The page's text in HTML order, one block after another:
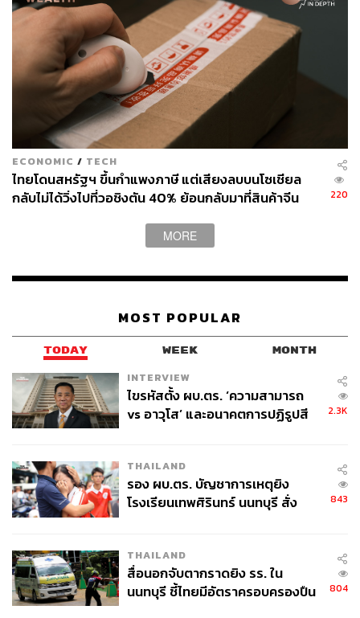
ราคาการใช้จ่ายด้านการบริโภคส่วนบุคคล (PCE
) เร่งตัวเพิ่ม
ขึ้นอีก 1.20% ขณะที่ PCE พื้นฐาน หรือ Core PCE มีแนว
โน้มเร่งตัวเพิ่มขึ้นอีก 1.40% ซึ่งการเร่งตัวขึ้นของตัวเลขดัง
กล่าวมีศักยภาพในการชี้นำให้ Fed ตัดสินใจค้างอัตรา
ดอกเบี้ยไว้ในระดับที่สูงกว่าที่คาดการณ์ของหลายฝ่าย
สถานการณ์เช่นนี้มีแนวโน้มหนุนการปรับตัวขึ้นของค่าเงิน
ดอลลาร์และอัตราผลตอบแทนพันธบัตรสหรัฐฯ
คาดการณ์ข้างต้นสอดคล้องกับผลสำรวจของ The Wall
Street Journal ในช่วงต้นเดือนตุลาคม หรือหนึ่งเดือนก่อนถึง
การเลือกตั้งสหรัฐฯ บ่งชี้ว่า 68% ของนักเศรษฐศาสตร์คาด
การณ์ว่าภายใต้การนำของทรัมป์ระดับราคาสินค้าและ
บริการจะเร่งตัวขึ้นรุนแรงกว่าเมื่อเทียบกับการนำของแฮร์ริส
อัตราดอกเบี้ยของ Fed มีแนวโน้มค้างตัวในระดับที่สูงกว่า
อีกประเด็นหนึ่งที่สืบเนื่องกัน การตั้งกำแพงภาษีของทรัมป์
คาดว่าจะอยู่ในสมมติฐานที่สหรัฐฯ จะได้รับประโยชน์จาก
การมีรายรับทางภาษีที่เพิ่มมากขึ้น อันนำไปสู่การประเมินถึง
นโยบายที่เกี่ยวข้องกับภาษีบุคคลธรรมดาและนิติบุคคลใน
สหรัฐฯ โดยหลายฝ่ายคาดการณ์ว่าหากทรัมป์กลับมาดำรง
ตำแหน่งอีกครั้ง มีแนวโน้มที่เขาจะหาช่องทางในการปรับลด
ความมั่งคั่งสูงอย่างที่อาจจะเกิดขึ้น หากแฮร์ริสสามารถคว้า
ชัยชนะในการเลือกตั้งสหรัฐฯ
ได้และรายจ่ายของรัฐบาลสหรัฐฯ จะยิ่งขยายตัวมากขึ้น โดย
รายจ่ายยังคงมีแนวโน้มอยู่ในระดับสูง แม้ว่าจะมีการตัดค่า
ใช้จ่ายเกี่ยวกับสวัสดิการบางส่วนออกแล้วก็ตาม ทำให้
ประเด็นหนี้สาธารณะของสหรัฐฯ อาจยิ่งทวีความน่ากังวลขึ้น
ECONOMIC / TECH
ไทยโดนสหรัฐฯ ขึ้นกำแพงภาษี แต่เสียงลบบนโซเชียล
กลับไม่ได้วิ่งไปที่วอชิงตัน 40% ย้อนกลับมาที่สินค้าจีน
220
MORE
MOST POPULAR
TODAY WEEK MONTH
INTERVIEW
ไขรหัสตั้ง ผบ.ตร. ‘ความสามารถ
vs อาวุโส’ และอนาคตการปฏิรูปสี
2.3K
THAILAND
รอง ผบ.ตร. บัญชาการเหตุยิง
โรงเรียนเทพศิรินทร์ นนทบุรี สั่ง
843
THAILAND
สื่อนอกจับตากราดยิง รร. ใน
นนทบุรี ชี้ไทยมีอัตราครอบครองปืน
804